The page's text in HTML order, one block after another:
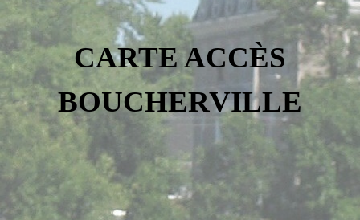
CARTE ACCÈS
BOUCHERVILLE